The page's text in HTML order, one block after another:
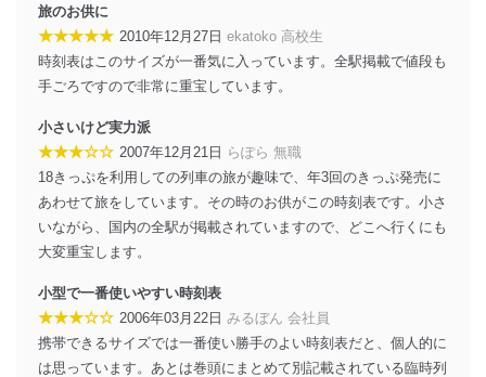
設定しています。
個人情報保護マネジメントシステムの継続的改善
当社は、内部監査及びマネジメントレビューの機会を通
じて、個人情報保護マネジメントシステムを継続的に改
苦情及び相談受付け窓口
貴殿の個人情報及び当社の個人情報保護マネジメントシ
ステムに関するご相談及び苦情については以下までご連
絡ください。
適切、かつ迅速に対応させていただきます。
株式会社富士山マガジンサービス 個人情報問い合わせ
係
旅のお供に
★★★★★ 2010年12月27日 ekatoko 高校生
時刻表はこのサイズが一番気に入っています。全駅掲載で値段も
手ごろですので非常に重宝しています。
小さいけど実力派
★★★☆☆ 2007年12月21日 らぽら 無職
18きっぷを利用しての列車の旅が趣味で、年3回のきっぷ発売に
あわせて旅をしています。その時のお供がこの時刻表です。小さ
いながら、国内の全駅が掲載されていますので、どこへ行くにも
大変重宝します。
小型で一番使いやすい時刻表
★★★☆☆ 2006年03月22日 みるぼん 会社員
携帯できるサイズでは一番使い勝手のよい時刻表だと、個人的に
は思っています。あとは巻頭にまとめて別記載されている臨時列